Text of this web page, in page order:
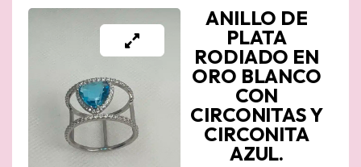
ANILLO DE
PLATA
RODIADO EN
ORO BLANCO
CON
CIRCONITAS Y
CIRCONITA
AZUL.